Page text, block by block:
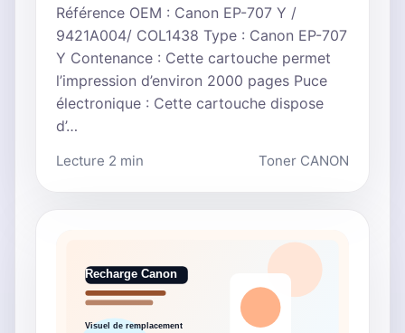
Référence OEM : Canon EP-707 Y /
9421A004/ COL1438 Type : Canon EP-707
Y Contenance : Cette cartouche permet
l’impression d’environ 2000 pages Puce
électronique : Cette cartouche dispose
d’…
Lecture 2 min Toner CANON